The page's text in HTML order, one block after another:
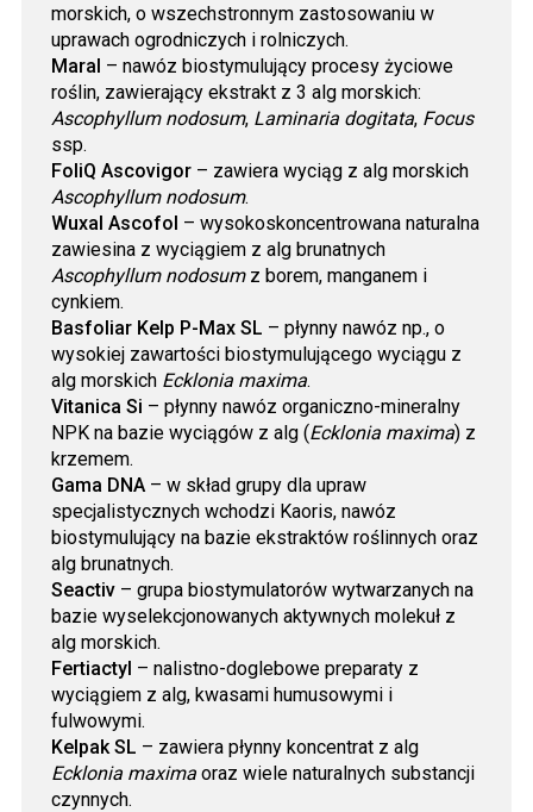
morskich, o wszechstronnym zastosowaniu w
uprawach ogrodniczych i rolniczych.
Maral – nawóz biostymulujący procesy życiowe
roślin, zawierający ekstrakt z 3 alg morskich:
Ascophyllum nodosum, Laminaria dogitata, Focus
ssp.
FoliQ Ascovigor – zawiera wyciąg z alg morskich
Ascophyllum nodosum.
Wuxal Ascofol – wysokoskoncentrowana naturalna
zawiesina z wyciągiem z alg brunatnych
Ascophyllum nodosumz borem, manganem i
cynkiem.
Basfoliar Kelp P-Max SL – płynny nawóz np., o
wysokiej zawartości biostymulującego wyciągu z
alg morskich Ecklonia maxima.
Vitanica Si – płynny nawóz organiczno-mineralny
NPK na bazie wyciągów z alg (Ecklonia maxima) z
krzemem.
Gama DNA – w skład grupy dla upraw
specjalistycznych wchodzi Kaoris, nawóz
biostymulujący na bazie ekstraktów roślinnych oraz
alg brunatnych.
Seactiv – grupa biostymulatorów wytwarzanych na
bazie wyselekcjonowanych aktywnych molekuł z
alg morskich.
Fertiactyl – nalistno-doglebowe preparaty z
wyciągiem z alg, kwasami humusowymi i
fulwowymi.
Kelpak SL – zawiera płynny koncentrat z alg
Ecklonia maxima oraz wiele naturalnych substancji
czynnych.